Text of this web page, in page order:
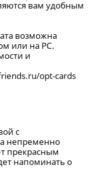
вам удобным
возможна
или на РС.
и
opt-cards
с
непременно
прекрасным
напоминать о